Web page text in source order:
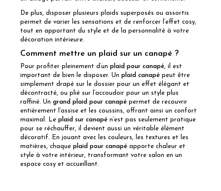
De plus, disposer plusieurs plaids superposés ou assortis
permet de varier les sensations et de renforcer l’effet cosy,
tout en apportant du style et de la personnalité à votre
décoration intérieure.
Comment mettre un plaid sur un canapé ?
Pour profiter pleinement d’un plaid pour canapé, il est
important de bien le disposer. Un plaid canapé peut être
simplement drapé sur le dossier pour un effet élégant et
décontracté, ou plié sur l’accoudoir pour un style plus
raffiné. Un grand plaid pour canapé permet de recouvrir
entièrement l’assise et les coussins, offrant ainsi un confort
maximal. Le plaid sur canapé n’est pas seulement pratique
pour se réchauffer, il devient aussi un véritable élément
décoratif. En jouant avec les couleurs, les textures et les
matières, chaque plaid pour canapé apporte chaleur et
style à votre intérieur, transformant votre salon en un
espace cosy et accueillant.